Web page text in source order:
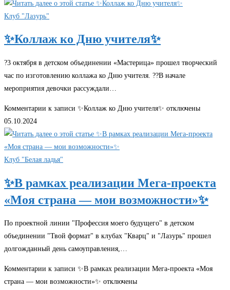
Клуб "Лазурь"
✨Коллаж ко Дню учителя✨
?3 октября в детском объединении «Мастерица» прошел творческий
час по изготовлению коллажа ко Дню учителя. ?‍?В начале
мероприятия девочки рассуждали…
Комментарии к записи ✨Коллаж ко Дню учителя✨ отключены
05.10.2024
Клуб "Белая ладья"
✨В рамках реализации Мега-проекта
«Моя страна — мои возможности»✨
По проектной линии "Профессия моего будущего" в детском
объединении "Твой формат" в клубах "Кварц" и "Лазурь" прошел
долгожданный день самоуправления,…
Комментарии к записи ✨В рамках реализации Мега-проекта «Моя
страна — мои возможности»✨ отключены